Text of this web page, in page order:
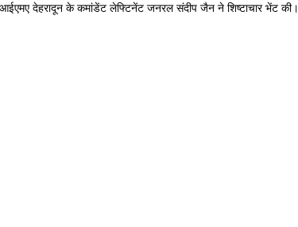
देहरादून के कमांडेंट लेफ्टिनेंट जनरल संदीप जैन ने शिष्टाचार भेंट की।